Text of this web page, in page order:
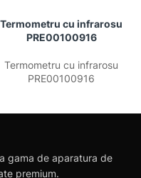
Termometru cu infrarosu
PRE00100916
Termometru cu infrarosu
PRE00100916
gama de aparatura de
premium.